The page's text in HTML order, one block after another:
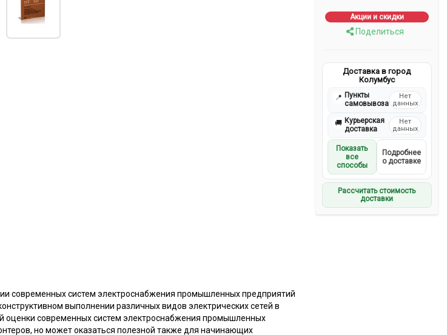
Акции и скидки
Поделиться
Доставка в город
Колумбус
📍 Пункты
самовывоза
Нет
данных
🚚 Курьерская
доставка
Нет
данных
Показать
все
способы
Подробнее
о доставке
Рассчитать стоимость
доставки
современных систем электроснабжения промышленных предприятий
выполнении различных видов электрических сетей в
современных систем электроснабжения промышленных
но может оказаться полезной также для начинающих